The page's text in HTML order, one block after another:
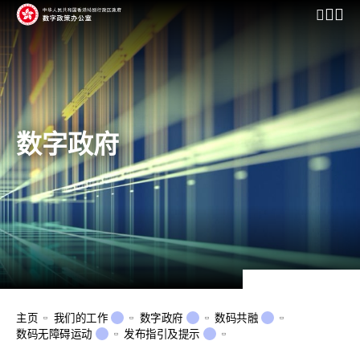
开启行
数字政府
主页 我们的工作 数字政府
数码共融
数码无障碍运动
发布指引及提示